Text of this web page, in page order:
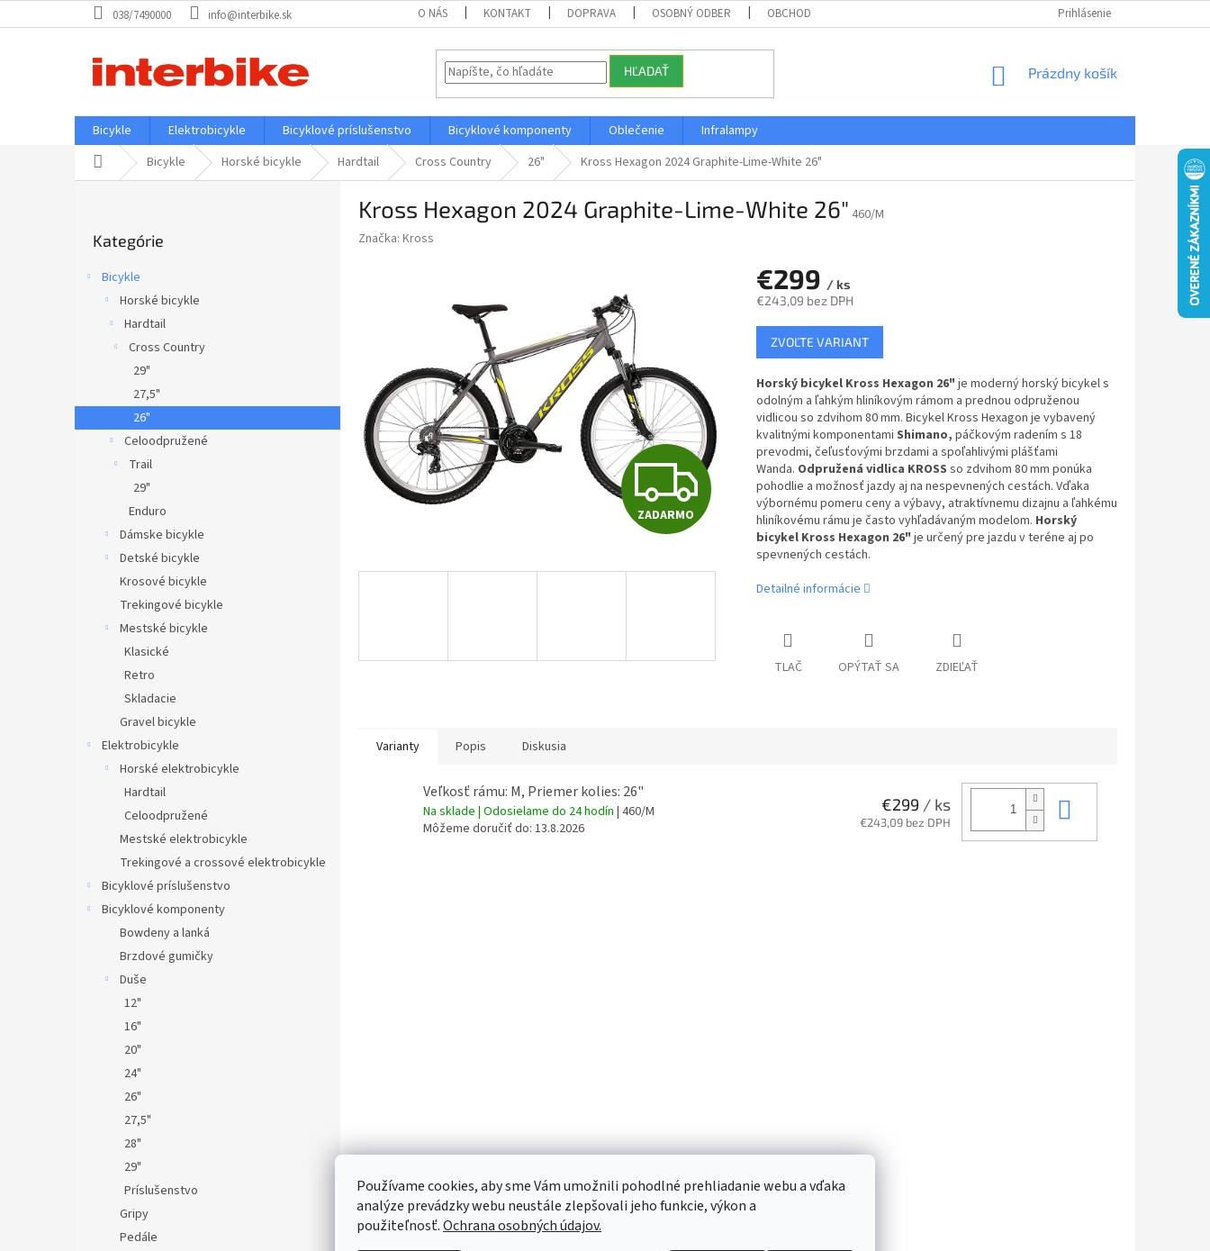
Používame cookies, aby sme Vám umožnili pohodlné prehliadanie webu a vďaka
analýze prevádzky webu neustále zlepšovali jeho funkcie, výkon a
použiteľnosť.Ochrana osobných údajov.
na
038/7490000 info@interbike.sk O NÁS KONTAKT DOPRAVA OSOBNÝ ODBER OBCHODNÉ PODMIENKY OCHRANA OSOBNÝCH ÚDAJOV REKLAMÁCIE
Prihlásenie
HĽADAŤ
NÁKUPNÝ
Prázdny košík
Bicykle Elektrobicykle Bicyklové príslušenstvo Bicyklové komponenty Oblečenie
Infralampy
DomovBicykle Horské bicykle Hardtail Cross Country 26" Kross Hexagon 2024 Graphite-Lime-White 26"
kategórie
Kategórie
Bicykle
Horské bicykle
Hardtail
Cross Country
29"
27,5"
26"
Celoodpružené
Trail
29"
Enduro
Dámske bicykle
Detské bicykle
Krosové bicykle
Trekingové bicykle
Mestské bicykle
Klasické
Retro
Skladacie
Gravel bicykle
Elektrobicykle
Horské elektrobicykle
Hardtail
Celoodpružené
Mestské elektrobicykle
Trekingové a crossové elektrobicykle
Bicyklové príslušenstvo
Bicyklové komponenty
Bowdeny a lanká
Brzdové gumičky
Duše
12"
16"
20"
24"
26"
27,5"
28"
29"
Príslušenstvo
Gripy
Pedále
Kross Hexagon 2024 Graphite-Lime-White 26" 460/M
Značka: Kross
Z
A
A
ZADARMO
€299 / ks
€243,09 bez DPH
Jednotková
cena:
ZVOĽTE VARIANT
Horský bicykel Kross Hexagon 26" je moderný horský bicykel s
odolným a ľahkým hliníkovým rámom a prednou odpruženou
vidlicou so zdvihom 80 mm. Bicykel Kross Hexagon je vybavený
kvalitnými komponentami Shimano, páčkovým radením s 18
prevodmi, čeľusťovými brzdami a spoľahlivými plášťami
Wanda. Odpružená vidlica KROSS so zdvihom 80 mm ponúka
pohodlie a možnosť jazdy aj na nespevnených cestách. Vďaka
výbornému pomeru ceny a výbavy, atraktívnemu dizajnu a ľahkému
hliníkovému rámu je často vyhľadávaným modelom. Horský
bicykel Kross Hexagon 26" je určený pre jazdu v teréne aj po
spevnených cestách.
Detailné informácie
TLAČ OPÝTAŤ SA ZDIEĽAŤ
Varianty Popis Diskusia
Veľkosť rámu: M, Priemer kolies: 26"
Na sklade | Odosielame do 24 hodín | 460/M
Môžeme doručiť do: 13.8.2026
€299 / ks
€243,09 bez DPH